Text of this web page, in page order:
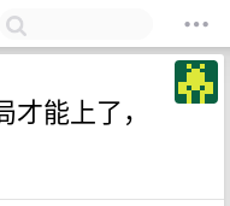
能上了，